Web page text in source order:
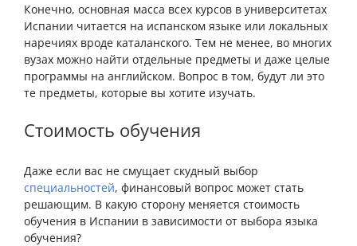
Конечно, основная масса всех курсов в университетах
Испании читается на испанском языке или локальных
наречиях вроде каталанского. Тем не менее, во многих
вузах можно найти отдельные предметы и даже целые
программы на английском. Вопрос в том, будут ли это
те предметы, которые вы хотите изучать.
Стоимость обучения
Даже если вас не смущает скудный выбор
специальностей, финансовый вопрос может стать
решающим. В какую сторону меняется стоимость
обучения в Испании в зависимости от выбора языка
обучения?